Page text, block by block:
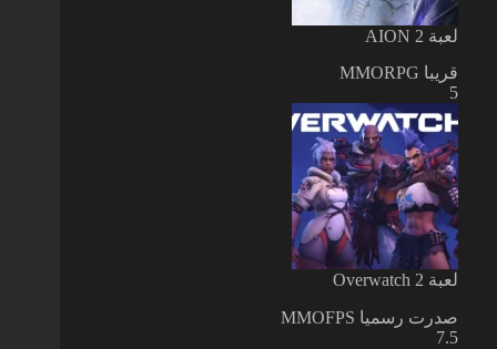
لعبة AION 2
قريبا MMORPG
5
لعبة Overwatch 2
صدرت رسميا MMOFPS
7.5